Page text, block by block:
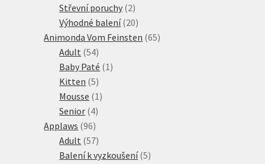
produktů
Střevní poruchy 22
produkty
Výhodné balení 2020
produktů
Animonda Vom Feinsten 6565
Adult 5454
produktů
Baby Paté 1 1
Kitten 55
produktů
Mousse 1 1
Senior 44
produkty
Applaws 9696
produktů
Adult 5757
produktů
Balení k vyzkoušení 55